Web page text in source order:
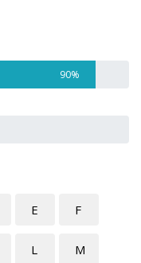
90%
E F
L M